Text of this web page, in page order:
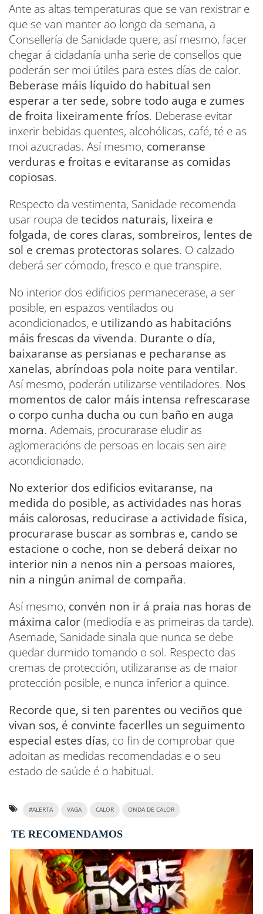
Ante as altas temperaturas que se van rexistrar e
que se van manter ao longo da semana, a
Consellería de Sanidade quere, así mesmo, facer
chegar á cidadanía unha serie de consellos que
poderán ser moi útiles para estes días de calor.
Beberase máis líquido do habitual sen
esperar a ter sede, sobre todo auga e zumes
de froita lixeiramente fríos. Deberase evitar
inxerir bebidas quentes, alcohólicas, café, té e as
moi azucradas. Así mesmo, comeranse
verduras e froitas e evitaranse as comidas
copiosas.
Respecto da vestimenta, Sanidade recomenda
usar roupa detecidos naturais, lixeira e
folgada, de cores claras, sombreiros, lentes de
sol e cremas protectoras solares. O calzado
deberá ser cómodo, fresco e que transpire.
No interior dos edificios permanecerase, a ser
posible, en espazos ventilados ou
acondicionados, e utilizando as habitacións
máis frescas da vivenda. Durante o día,
baixaranse as persianas e pecharanse as
xanelas, abríndoas pola noite para ventilar.
Así mesmo, poderán utilizarse ventiladores. Nos
momentos de calor máis intensa refrescarase
o corpo cunha ducha ou cun baño en auga
morna. Ademais, procurarase eludir as
aglomeracións de persoas en locais sen aire
acondicionado.
No exterior dos edificios evitaranse, na
medida do posible, as actividades nas horas
máis calorosas, reducirase a actividade física,
procurarase buscar as sombras e, cando se
estacione o coche, non se deberá deixar no
interior nin a nenos nin a persoas maiores,
nin a ningún animal de compaña.
Así mesmo, convén non ir á praia nas horas de
máxima calor(mediodía e as primeiras da tarde).
Asemade, Sanidade sinala que nunca se debe
quedar durmido tomando o sol. Respecto das
cremas de protección, utilizaranse as de maior
protección posible, e nunca inferior a quince.
Recorde que, si ten parentes ou veciños que
vivan sos, é convinte facerlles un seguimento
especial estes días, co fin de comprobar que
adoitan as medidas recomendadas e o seu
estado de saúde é o habitual.
#ALERTA VAGA CALOR ONDA DE CALOR
TE RECOMENDAMOS